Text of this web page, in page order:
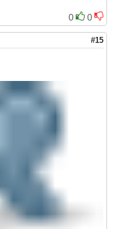
vbCritical,
0
0
#15